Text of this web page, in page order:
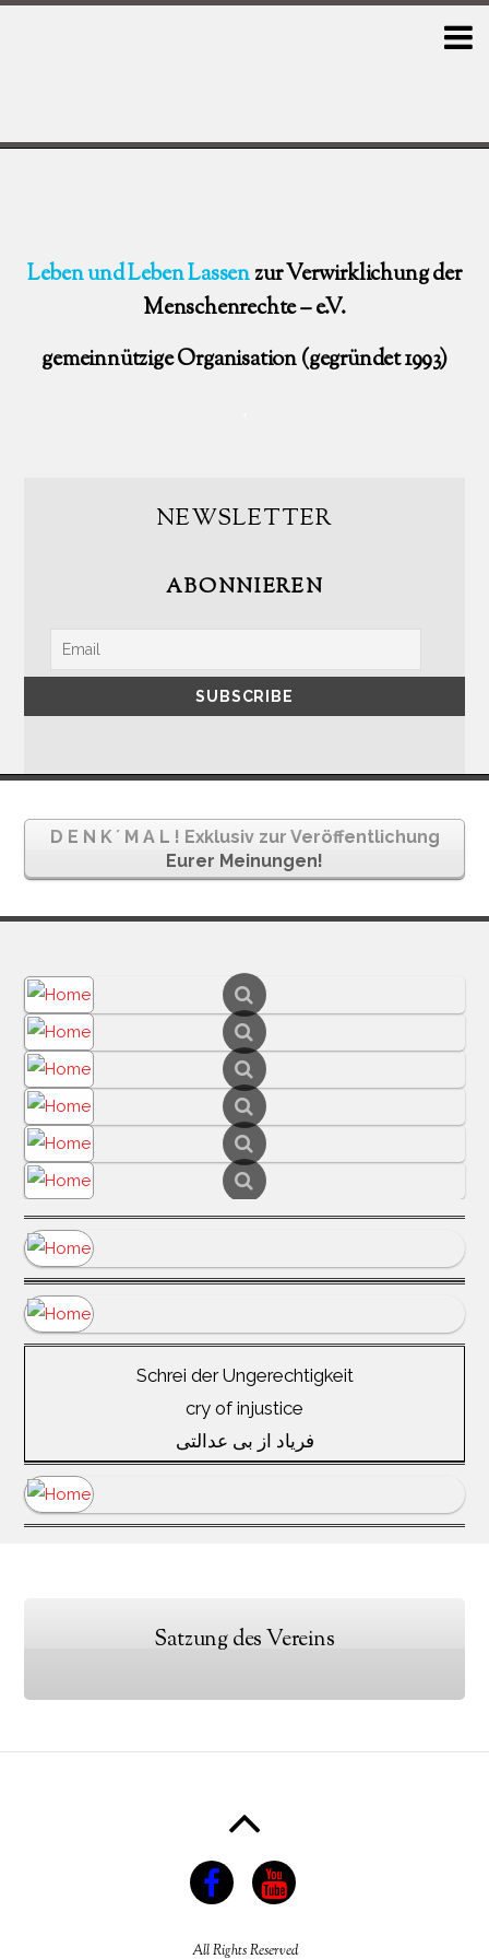
Leben und Leben Lassenzur Verwirklichung der
Menschenrechte – e.V.
gemeinnützige Organisation (gegründet 1993)
NEWSLETTER
ABONNIEREN
D E N K ´ M A L ! Exklusiv zur Veröffentlichung
Eurer Meinungen!
Schrei der Ungerechtigkeit
cry of injustice
فریاد از بی عدالتی
Satzung des Vereins
All Rights Reserved